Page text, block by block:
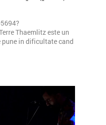
Thaemlitz este un
pune in dificultate cand